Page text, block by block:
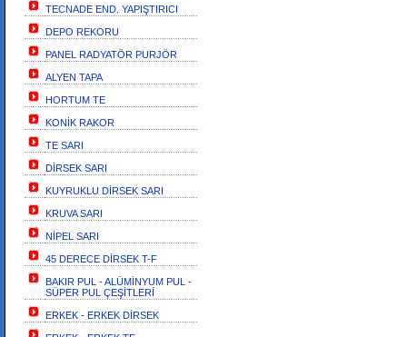
TECNADE END. YAPIŞTIRICI
DEPO REKORU
PANEL RADYATÖR PURJÖR
ALYEN TAPA
HORTUM TE
KONİK RAKOR
TE SARI
DİRSEK SARI
KUYRUKLU DİRSEK SARI
KRUVA SARI
NİPEL SARI
45 DERECE DİRSEK T-F
BAKIR PUL - ALÜMİNYUM PUL -
SÜPER PUL ÇEŞİTLERİ
ERKEK - ERKEK DİRSEK